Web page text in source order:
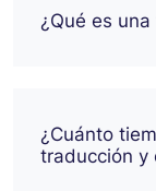
¿Qué es
¿Cuánto
traducción y